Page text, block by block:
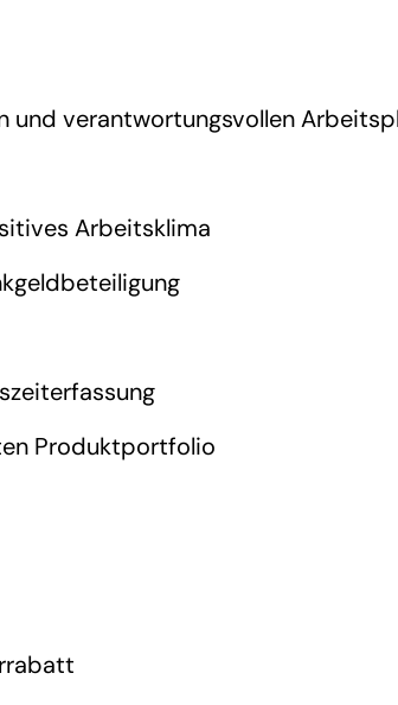
und verantwortungsvollen
Arbeitsklima
Produktportfolio